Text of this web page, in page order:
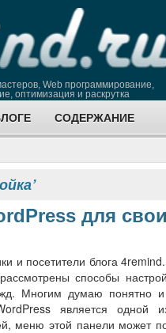
Web программирование,
оптимизация и раскрутка
СОДЕРЖАНИЕ
для
и посетители блога
способы
Многим думаю понятно и
является одной
меню этой панели может